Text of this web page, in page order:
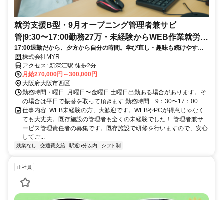
就労支援B型・9月オープニング管理者兼サビ
管|9:30〜17:00勤務27万・未経験からWEB作業就労支
援に挑戦
17:00退勤だから、夕方から自分の時間。学び直し・趣味も続けやす
い。株式会社MYR
アクセス: 新深江駅 徒歩2分
月給270,000円～300,000円
大阪府大阪市西区
勤務時間・曜日: 月曜日〜金曜日 土曜日出勤ある場合があります。そ
の場合は平日で振替を取って頂きます 勤務時間 9：30〜17：00
仕事内容: WEB未経験の方、大歓迎です。WEBやPCが得意じゃなく
ても大丈夫。既存施設の管理者も全くの未経験でした！ 管理者兼サ
ービス管理責任者の募集です。既存施設で研修を行いますので、安心
してご...
残業なし 交通費支給 駅近5分以内 シフト制
正社員